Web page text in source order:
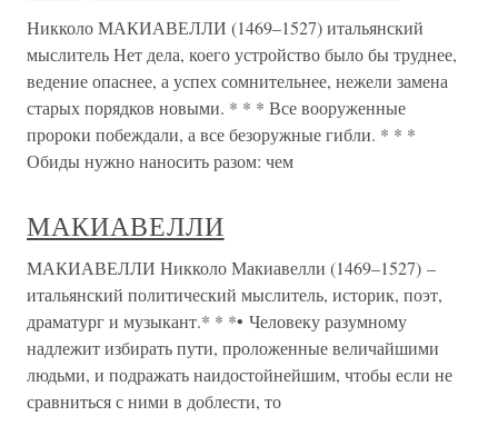
Никколо МАКИАВЕЛЛИ (1469–1527) итальянский
мыслитель Нет дела, коего устройство было бы труднее,
ведение опаснее, а успех сомнительнее, нежели замена
старых порядков новыми. * * * Все вооруженные
пророки побеждали, а все безоружные гибли. * * *
Обиды нужно наносить разом: чем
МАКИАВЕЛЛИ
МАКИАВЕЛЛИ Никколо Макиавелли (1469–1527) –
итальянский политический мыслитель, историк, поэт,
драматург и музыкант.* * *• Человеку разумному
надлежит избирать пути, проложенные величайшими
людьми, и подражать наидостойнейшим, чтобы если не
сравниться с ними в доблести, то